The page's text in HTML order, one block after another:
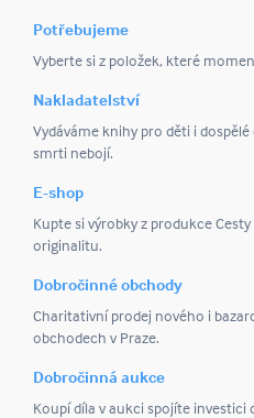
Potřebujeme
Vyberte si z položek, které
Nakladatelství
Vydáváme knihy pro děti i
smrti nebojí.
E-shop
Kupte si výrobky z produkce
originalitu.
Dobročinné obchody
Charitativní prodej nového i
obchodech v Praze.
Dobročinná aukce
Koupí díla v aukci spojíte investici